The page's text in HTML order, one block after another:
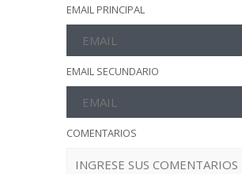
EMAIL PRINCIPAL
EMAIL SECUNDARIO
COMENTARIOS